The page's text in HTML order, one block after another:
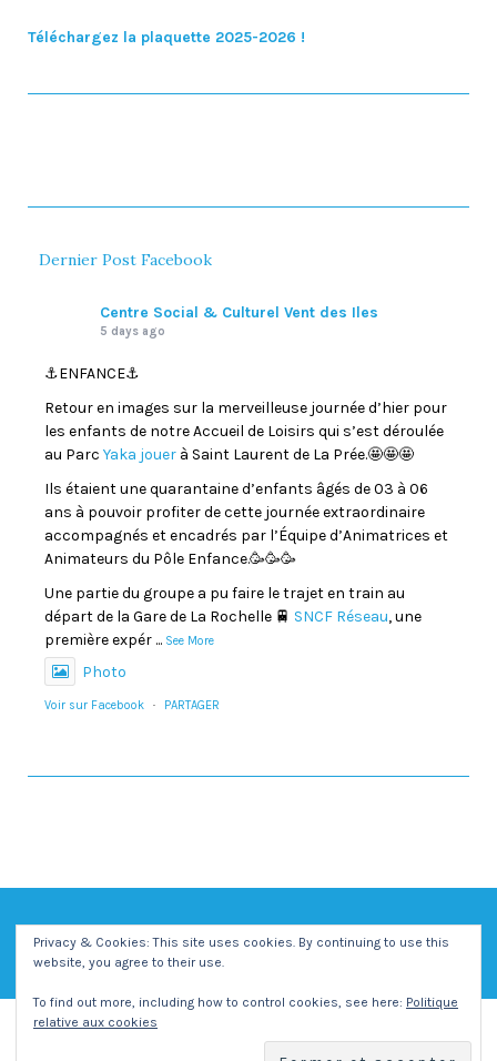
Téléchargez la plaquette 2025-2026 !
Dernier Post Facebook
Centre Social & Culturel Vent des Iles
5 days ago
⚓️ENFANCE⚓️
Retour en images sur la merveilleuse journée d’hier pour
les enfants de notre Accueil de Loisirs qui s’est déroulée
au Parc Yaka jouer à Saint Laurent de La Prée.🤩🤩🤩
Ils étaient une quarantaine d’enfants âgés de 03 à 06
ans à pouvoir profiter de cette journée extraordinaire
accompagnés et encadrés par l’Équipe d’Animatrices et
Animateurs du Pôle Enfance.🥳🥳🥳
Une partie du groupe a pu faire le trajet en train au
départ de la Gare de La Rochelle 🚆 SNCF Réseau, une
première expér ... See More
Photo
Voir sur Facebook · PARTAGER
Copyright - Centre Social et Culturel Vent des Iles -Mentions
Privacy & Cookies: This site uses cookies. By continuing to use this
website, you agree to their use.
To find out more, including how to control cookies, see here: Politique
relative aux cookies